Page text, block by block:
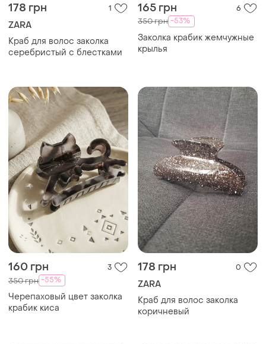
178 грн 1
ZARA
Краб для волос заколка
серебристый с блестками
165 грн 6
350 грн -53%
Заколка крабик жемчужные
крылья
160 грн 3
350 грн -55%
Черепаховый цвет заколка
крабик киса
178 грн 0
ZARA
Краб для волос заколка
коричневый